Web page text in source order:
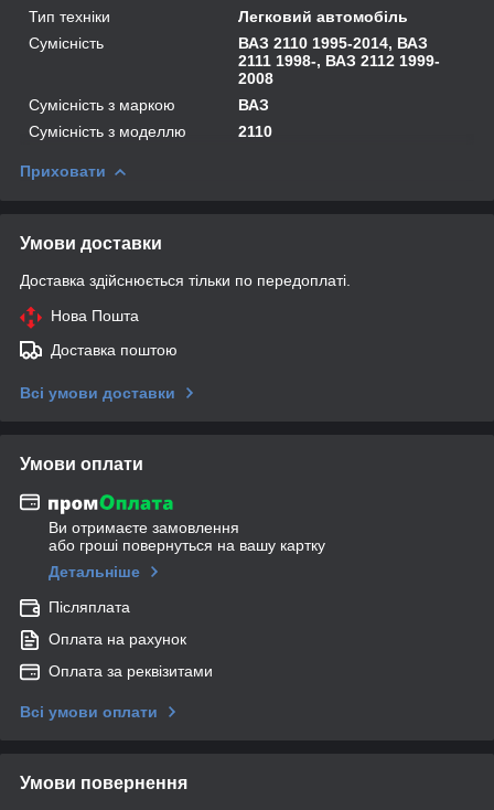
Тип техніки
Легковий автомобіль
Сумісність
ВАЗ 2110 1995-2014, ВАЗ
2111 1998-, ВАЗ 2112 1999-
2008
Сумісність з маркою
ВАЗ
Сумісність з моделлю
2110
Приховати
Умови доставки
Доставка здійснюється тільки по передоплаті.
Нова Пошта
Доставка поштою
Всі умови доставки
Умови оплати
Ви отримаєте замовлення
або гроші повернуться на вашу картку
Детальніше
Післяплата
Оплата на рахунок
Оплата за реквізитами
Всі умови оплати
Умови повернення